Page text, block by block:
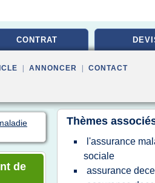
CONTRAT
ANNONCER CONTACT
de
Thèmes
l'assurance
sociale
assurance